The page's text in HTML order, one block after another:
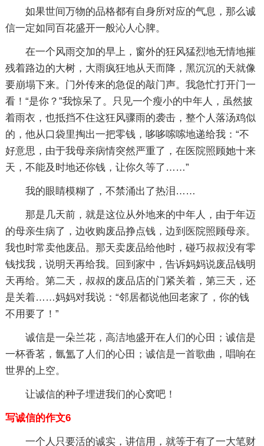
如果世间万物的品格都有自身所对应的气息，那么诚
信一定如同百花盛开一般沁人心脾。
在一个风雨交加的早上，窗外的狂风猛烈地无情地摧
残着路边的大树，大雨疯狂地从天而降，黑沉沉的天就像
要崩塌下来。门外传来的急促的敲门声。我急忙打开门一
看！“是你？”我惊呆了。只见一个瘦小的中年人，虽然披
着雨衣，也抵挡不住这狂风骤雨的袭击，整个人落汤鸡似
的，他从口袋里掏出一把零钱，哆哆嗦嗦地递给我：“不
好意思，由于我母亲病情突然严重了，在医院照顾她十来
天，不能及时地还你钱，让你久等了……”
我的眼睛模糊了，不禁涌出了热泪……
那是几天前，就是这位从外地来的中年人，由于年迈
的母亲生病了，边收购废品挣点钱，边到医院照顾母亲。
我也时常卖他废品。那天卖废品给他时，碰巧叔叔没有零
钱找我，说明天再给我。回到家中，告诉妈妈说废品钱明
天再给。第二天，叔叔的废品店的门紧关着，第三天，还
是关着……妈妈对我说：“邻居都说他回老家了，你的钱
不用要了！”
诚信是一朵兰花，高洁地盛开在人们的心田；诚信是
一杯香茗，氤氲了人们的心田；诚信是一首歌曲，唱响在
世界的上空。
让诚信的种子埋进我们的心窝吧！
写诚信的作文6
一个人只要活的诚实，讲信用，就等于有了一大笔财